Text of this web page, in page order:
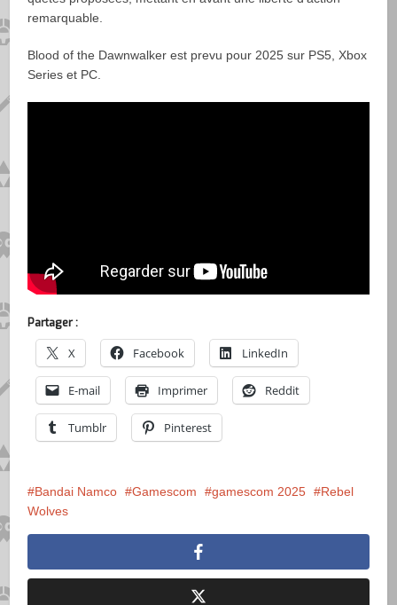
remarquable.
Blood of the Dawnwalker est prevu pour 2025 sur PS5, Xbox
Series et PC.
Partager :
X Facebook LinkedIn
E-mail Imprimer Reddit
Tumblr Pinterest
Bandai Namco Gamescom gamescom 2025
Rebel
Wolves